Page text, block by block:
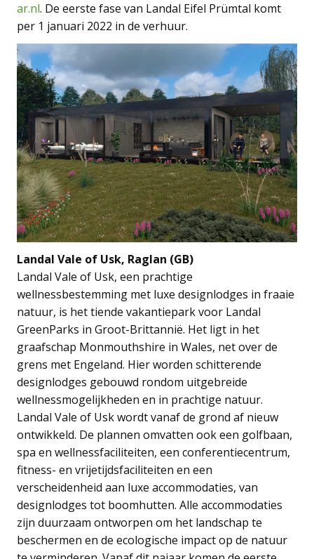
ar.nl. De eerste fase van Landal Eifel Prümtal komt
per 1 januari 2022 in de verhuur.
Landal Vale of Usk, Raglan (GB)
Landal Vale of Usk, een prachtige
wellnessbestemming met luxe designlodges in fraaie
natuur, is het tiende vakantiepark voor Landal
GreenParks in Groot-Brittannië. Het ligt in het
graafschap Monmouthshire in Wales, net over de
grens met Engeland. Hier worden schitterende
designlodges gebouwd rondom uitgebreide
wellnessmogelijkheden en in prachtige natuur.
Landal Vale of Usk wordt vanaf de grond af nieuw
ontwikkeld. De plannen omvatten ook een golfbaan,
spa en wellnessfaciliteiten, een conferentiecentrum,
fitness- en vrijetijdsfaciliteiten en een
verscheidenheid aan luxe accommodaties, van
designlodges tot boomhutten. Alle accommodaties
zijn duurzaam ontworpen om het landschap te
beschermen en de ecologische impact op de natuur